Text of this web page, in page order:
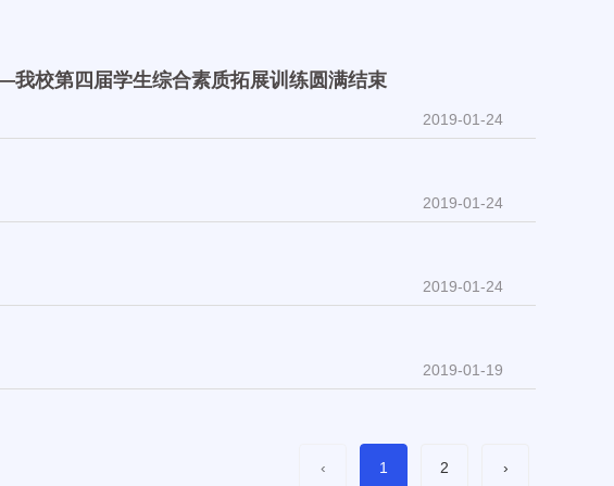
校第四届学生综合素质拓展训练圆满结束
2019-01-24
2019-01-24
2019-01-24
2019-01-19
‹ 1 2 ›